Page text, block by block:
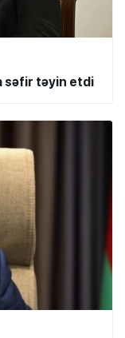
səfir təyin etdi